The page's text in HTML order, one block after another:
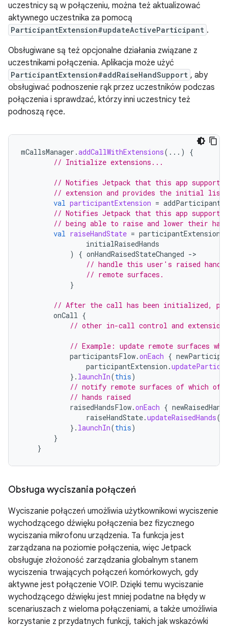
uczestnicy są w połączeniu, można też aktualizować
aktywnego uczestnika za pomocą
ParticipantExtension#updateActiveParticipant .
Obsługiwane są też opcjonalne działania związane z
uczestnikami połączenia. Aplikacja może użyć
ParticipantExtension#addRaiseHandSupport , aby
obsługiwać podnoszenie rąk przez uczestników podczas
połączenia i sprawdzać, którzy inni uczestnicy też
podnoszą ręce.
mCallsManager .addCallWithExtensions(...)
{
// Initialize extensions...
// Notifies Jetpack that this app
// extension and provides the initial
val participantExtension =
// Notifies Jetpack that this app
// being able to raise and lower their
val raiseHandState = participantExtension
initialRaisedHands
)
{ onHandRaisedStateChanged -
// handle this user's raised hand
// remote surfaces.
}
// After the call has been initialized,
onCall {
// other in-call control and
// Example: update remote surfaces
participantsFlow.onEach {
participantExtension .
}. launchIn(this)
// notify remote surfaces of which of
// hands raised
raisedHandsFlow.onEach {
raiseHandState.updateRaisedHands(
}. launchIn(this)
}
}
Obsługa wyciszania połączeń
Wyciszanie połączeń umożliwia użytkownikowi wyciszenie
wychodzącego dźwięku połączenia bez fizycznego
wyciszania mikrofonu urządzenia. Ta funkcja jest
zarządzana na poziomie połączenia, więc Jetpack
obsługuje złożoność zarządzania globalnym stanem
wyciszenia trwających połączeń komórkowych, gdy
aktywne jest połączenie VOIP. Dzięki temu wyciszanie
wychodzącego dźwięku jest mniej podatne na błędy w
scenariuszach z wieloma połączeniami, a także umożliwia
korzystanie z przydatnych funkcji, takich jak wskazówki